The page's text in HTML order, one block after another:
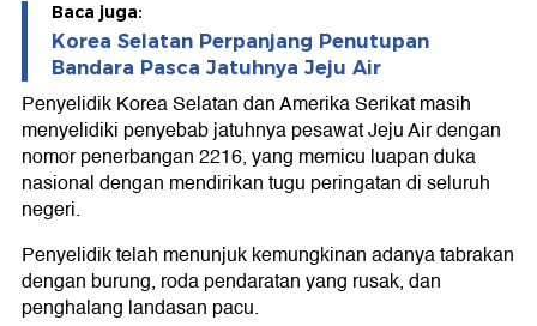
Baca juga:
Korea Selatan Perpanjang Penutupan
Bandara Pasca Jatuhnya Jeju Air
Penyelidik Korea Selatan dan Amerika Serikat masih
menyelidiki penyebab jatuhnya pesawat Jeju Air dengan
nomor penerbangan 2216, yang memicu luapan duka
nasional dengan mendirikan tugu peringatan di seluruh
negeri.
Penyelidik telah menunjuk kemungkinan adanya tabrakan
dengan burung, roda pendaratan yang rusak, dan
penghalang landasan pacu.